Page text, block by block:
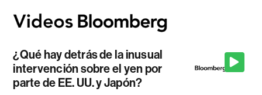
¿Qué hay detrás de la inusual
intervención sobre el yen por
parte de EE. UU. y Japón?